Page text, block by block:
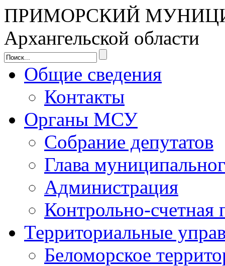
ПРИМОРСКИЙ
Архангельской области
Общие сведения
Контакты
Органы МСУ
Собрание депутатов
Глава
Администрация
Контрольно-счетная
Территориальные
Беломорское